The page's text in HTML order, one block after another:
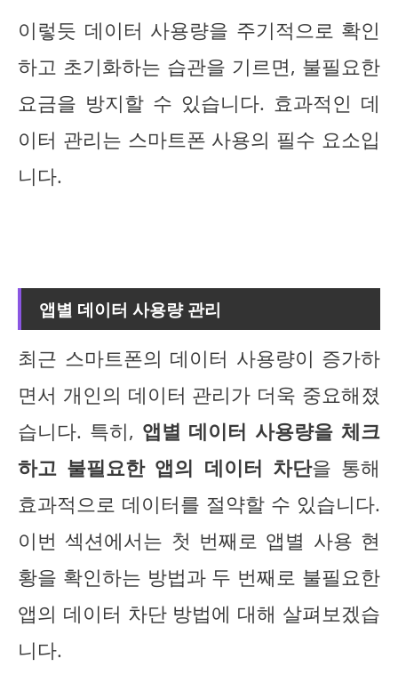
이렇듯 데이터 사용량을 주기적으로 확인
하고 초기화하는 습관을 기르면, 불필요한
요금을 방지할 수 있습니다. 효과적인 데
이터 관리는 스마트폰 사용의 필수 요소입
니다.
앱별 데이터 사용량 관리
최근 스마트폰의 데이터 사용량이 증가하
면서 개인의 데이터 관리가 더욱 중요해졌
습니다. 특히, 앱별 데이터 사용량을 체크
하고 불필요한 앱의 데이터 차단을 통해
효과적으로 데이터를 절약할 수 있습니다.
이번 섹션에서는 첫 번째로 앱별 사용 현
황을 확인하는 방법과 두 번째로 불필요한
앱의 데이터 차단 방법에 대해 살펴보겠습
니다.